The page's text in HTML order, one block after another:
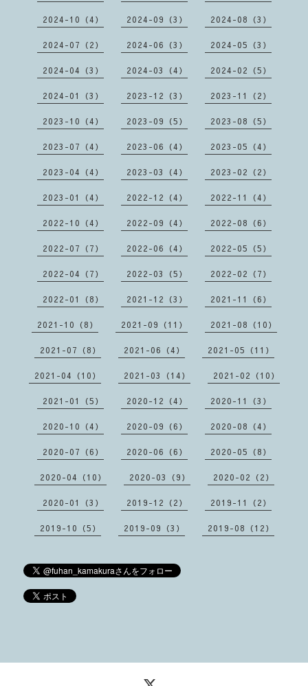
2024-10（4） 2024-09（3） 2024-08（3）
2024-07（2） 2024-06（3） 2024-05（3）
2024-04（3） 2024-03（4） 2024-02（5）
2024-01（3） 2023-12（3） 2023-11（2）
2023-10（4） 2023-09（5） 2023-08（5）
2023-07（4） 2023-06（4） 2023-05（4）
2023-04（4） 2023-03（4） 2023-02（2）
2023-01（4） 2022-12（4） 2022-11（4）
2022-10（4） 2022-09（4） 2022-08（6）
2022-07（7） 2022-06（4） 2022-05（5）
2022-04（7） 2022-03（5） 2022-02（7）
2022-01（8） 2021-12（3） 2021-11（6）
2021-10（8） 2021-09（11） 2021-08（10）
2021-07（8） 2021-06（4） 2021-05（11）
2021-04（10） 2021-03（14） 2021-02（10）
2021-01（5） 2020-12（4） 2020-11（3）
2020-10（4） 2020-09（6） 2020-08（4）
2020-07（6） 2020-06（6） 2020-05（8）
2020-04（10） 2020-03（9） 2020-02（2）
2020-01（3） 2019-12（2） 2019-11（2）
2019-10（5） 2019-09（3） 2019-08（12）